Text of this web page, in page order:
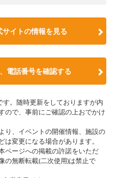
イトの情報を見る
電話番号を確認する
。随時更新をしておりますが内
ので、事前にご確認の上おでかけ
り、イベントの開催情報、施設の
変更になる場合があります。
ページへの掲載の許諾をいただ
の無断転載(二次使用)は禁止で